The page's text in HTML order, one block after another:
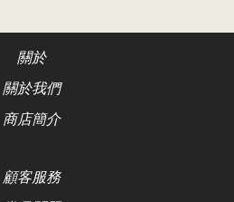
關於
關於我們
商店簡介
顧客服務